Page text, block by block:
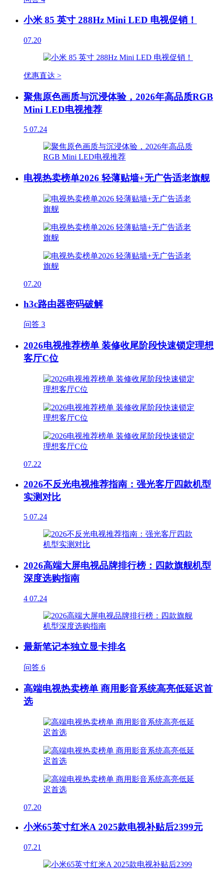
小米 85 英寸 288Hz Mini LED 电视促销！
07.20
优惠直达 >
聚焦原色画质与沉浸体验，2026年高品质RGB
Mini LED电视推荐
5 07.24
电视热卖榜单2026 轻薄贴墙+无广告适老旗舰
07.20
h3c路由器密码破解
问答 3
2026电视推荐榜单 装修收尾阶段快速锁定理想
客厅C位
07.22
2026不反光电视推荐指南：强光客厅四款机型
实测对比
5 07.24
2026高端大屏电视品牌排行榜：四款旗舰机型
深度选购指南
4 07.24
最新笔记本独立显卡排名
问答 6
高端电视热卖榜单 商用影音系统高亮低延迟首
选
07.20
小米65英寸红米A 2025款电视补贴后2399元
07.21